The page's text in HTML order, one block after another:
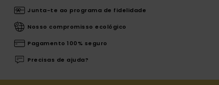
Junta-te ao programa de fidelidade
Nosso compromisso ecológico
Pagamento 100% seguro
Precisas de ajuda?